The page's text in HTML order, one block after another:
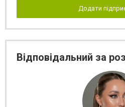
Додати
Відповідальний за